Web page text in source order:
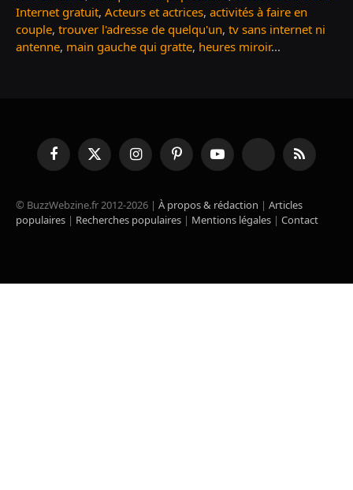
Internet gratuit, Acteurs et actrices, activités à faire en
couple, trouver l'adresse de quelqu'un, tv sans internet ni
antenne, main gauche qui gratte, heures miroir...
FacebookX
(Twitter)
InstagramPinterestYouTube TikTok RSS
© BuzzWebzine.fr 2012-2026 | À propos & rédaction | Articles
populaires | Recherches populaires | Mentions légales | Contact